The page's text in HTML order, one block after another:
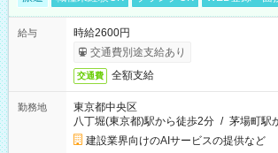
給与
時給2600円
交通費別途支給あり
交通費 全額支給
勤務地
東京都中央区
八丁堀(東京都)駅から徒歩2分 / 茅場町駅
建設業界向けのAIサービスの提供など